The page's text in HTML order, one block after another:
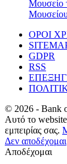
Μουσείο
ΟΡΟΙ
GDPR
RSS
© 2026 - Bank
Αυτό το website
εμπειρίας σας.
Δεν αποδέχομαι
Αποδέχομαι